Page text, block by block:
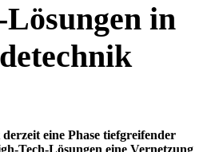
in
eine Phase tiefgreifender